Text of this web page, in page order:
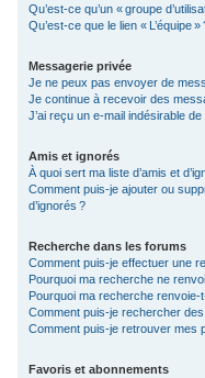
Qu’est-ce qu’un « groupe
Qu’est-ce que le lien « L’équipe »
Messagerie privée
Je ne peux pas envoyer de
Je continue à recevoir des
J’ai reçu un e-mail indésirable
Amis et ignorés
À quoi sert ma liste d’amis et
Comment puis-je ajouter ou
d’ignorés ?
Recherche dans les forums
Comment puis-je effectuer une
Pourquoi ma recherche ne
Pourquoi ma recherche renvoie-
Comment puis-je rechercher
Comment puis-je retrouver mes
Favoris et abonnements